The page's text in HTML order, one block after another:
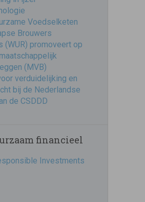
Voedselketen
Brouwers
(WUR) promoveert op
(MVB)
verduidelijking en
bij de Nederlandse
de CSDDD
financieel
Investments